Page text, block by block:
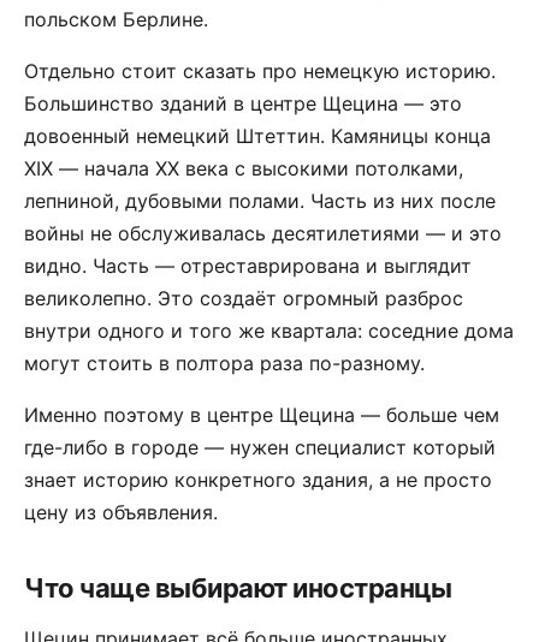
польском Берлине.
Отдельно стоит сказать про немецкую историю.
Большинство зданий в центре Щецина — это
довоенный немецкий Штеттин. Камяницы конца
XIX — начала XX века с высокими потолками,
лепниной, дубовыми полами. Часть из них после
войны не обслуживалась десятилетиями — и это
видно. Часть — отреставрирована и выглядит
великолепно. Это создаёт огромный разброс
внутри одного и того же квартала: соседние дома
могут стоить в полтора раза по-разному.
Именно поэтому в центре Щецина — больше чем
где-либо в городе — нужен специалист который
знает историю конкретного здания, а не просто
цену из объявления.
Что чаще выбирают иностранцы